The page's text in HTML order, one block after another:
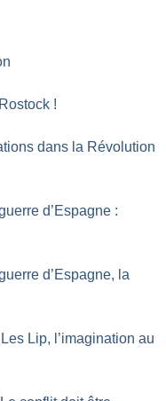
!
dans la Révolution
d’Espagne :
d’Espagne, la
Les Lip, l’imagination au